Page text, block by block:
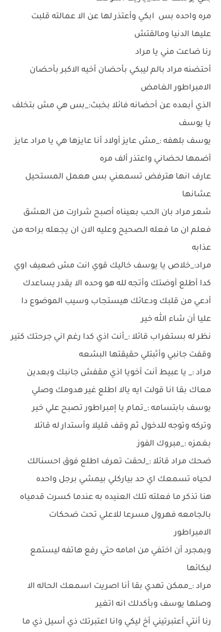
مره واحده بس ابكي وأعتذر لها عن الا عمالته قلبت
عليها الدنيا ومالقتش
رنا ضاعت مني يا مراد
أحتضنه مراد بالم ليبكي بأحضان أخيه الاكبر بأحضان
الامبراطور الغامض
الذي أبعده عن أحضانه فائلا بخبث:_بس هي مش بتخلف
يا يوسف
يوسف بلهفه :_مش عايز أولاد أنا عايزها هي يا مراد عايز
أضمها لحضاني واعتذر ألف مره
عارف انها هترفض تسمعني بس هعمل المستحيل
عشانها
شعر مراد بان الحب بعيناه أصبح شرارت من العشق
فعلم ان ما فعله الصحيح وعليه الان ان يجعله براحه من
عذابه
مراد:_خلاص يا يوسف خاليك قوي انت مش ضعيف اوي
كدا أطلع أوضتك وأتجه لله هو وحده الا يقدر يساعدك
أدعي من قلبك ودعائك هيستجاب وسيب الموضوع دا
عليا أن شاء الله خير
نظر له بستغراب قائلا :_أنت اذي كدا رغم اني جرحتك كتير
وقفت جانبي وأثبتلي حقيقتها البشعه
مراد :_ يا عبيط أنت أخويا اذي مقفش جانبك وبعدين
معاك بقا انا قولت ايه يالا اطلع غير هدومك وصلي
يوسف بابتسامه :_تمام يا إمبراطور تصبح علي خير
وتركه وتوجه للدخول ثم وقف قليلا وأستدار له قائلا
بغمزه :_مبروك الفوز
ضحك مراد قائلا :_لحقت تعرف اطلع فوق احسنالك
لحياه تسمعك اي حد بياركلي بيمشي برجل واحده
هنا تذكر ما فعلته تلك العنيده به عندما كسرت قدمياه
بالجامعه فهرول مسرعا للاعلي تحت ضحكات
الامبراطور
وبمجرد أن اختفي من امامه حتي رفع هاتفه ليستمع
لبكائها
مراد :_ممكن تهدي بقا أنا اصريت اسمعك الحاله الا
وصلها يوسف وبأكدلك انه اتغير
رنا أنتي أعتبرتيني أخ ليكي وانا اعتبرتك ذي أسيل ذي ما